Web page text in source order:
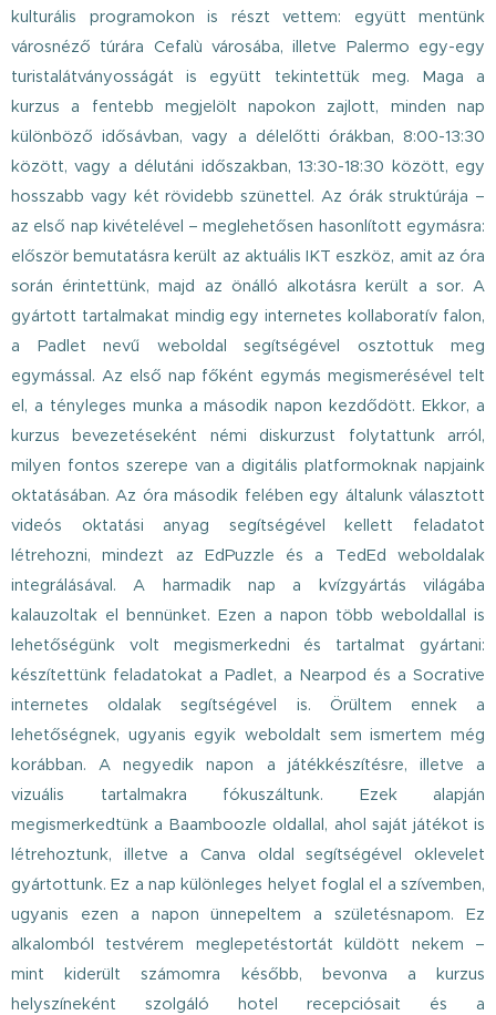
kulturális programokon is részt vettem: együtt mentünk
városnéző túrára Cefalù városába, illetve Palermo egy-egy
turistalátványosságát is együtt tekintettük meg. Maga a
kurzus a fentebb megjelölt napokon zajlott, minden nap
különböző idősávban, vagy a délelőtti órákban, 8:00-13:30
között, vagy a délutáni időszakban, 13:30-18:30 között, egy
hosszabb vagy két rövidebb szünettel. Az órák struktúrája –
az első nap kivételével – meglehetősen hasonlított egymásra:
először bemutatásra került az aktuális IKT eszköz, amit az óra
során érintettünk, majd az önálló alkotásra került a sor. A
gyártott tartalmakat mindig egy internetes kollaboratív falon,
a Padlet nevű weboldal segítségével osztottuk meg
egymással. Az első nap főként egymás megismerésével telt
el, a tényleges munka a második napon kezdődött. Ekkor, a
kurzus bevezetéseként némi diskurzust folytattunk arról,
milyen fontos szerepe van a digitális platformoknak napjaink
oktatásában. Az óra második felében egy általunk választott
videós oktatási anyag segítségével kellett feladatot
létrehozni, mindezt az EdPuzzle és a TedEd weboldalak
integrálásával. A harmadik nap a kvízgyártás világába
kalauzoltak el bennünket. Ezen a napon több weboldallal is
lehetőségünk volt megismerkedni és tartalmat gyártani:
készítettünk feladatokat a Padlet, a Nearpod és a Socrative
internetes oldalak segítségével is. Örültem ennek a
lehetőségnek, ugyanis egyik weboldalt sem ismertem még
korábban. A negyedik napon a játékkészítésre, illetve a
vizuális tartalmakra fókuszáltunk. Ezek alapján
megismerkedtünk a Baamboozle oldallal, ahol saját játékot is
létrehoztunk, illetve a Canva oldal segítségével oklevelet
gyártottunk. Ez a nap különleges helyet foglal el a szívemben,
ugyanis ezen a napon ünnepeltem a születésnapom. Ez
alkalomból testvérem meglepetéstortát küldött nekem –
mint kiderült számomra később, bevonva a kurzus
helyszíneként szolgáló hotel recepciósait és a